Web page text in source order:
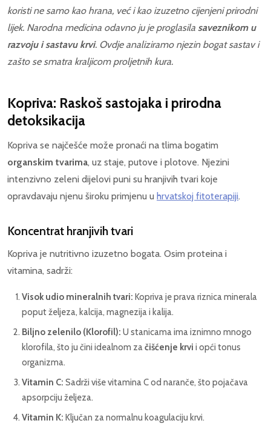
koristi ne samo kao hrana, već i kao izuzetno cijenjeni prirodni
lijek. Narodna medicina odavno ju je proglasila saveznikom u
razvoju i sastavu krvi. Ovdje analiziramo njezin bogat sastav i
zašto se smatra kraljicom proljetnih kura.
Kopriva: Raskoš sastojaka i prirodna
detoksikacija
Kopriva se najčešće može pronaći na tlima bogatim
organskim tvarima, uz staje, putove i plotove. Njezini
intenzivno zeleni dijelovi puni su hranjivih tvari koje
opravdavaju njenu široku primjenu u hrvatskoj fitoterapiji.
Koncentrat hranjivih tvari
Kopriva je nutritivno izuzetno bogata. Osim proteina i
vitamina, sadrži:
Visok udio mineralnih tvari: Kopriva je prava riznica minerala
poput željeza, kalcija, magnezija i kalija.
Biljno zelenilo (Klorofil): U stanicama ima iznimno mnogo
klorofila, što ju čini idealnom začišćenje krvi i opći tonus
organizma.
Vitamin C: Sadrži više vitamina C od naranče, što pojačava
apsorpciju željeza.
Vitamin K: Ključan za normalnu koagulaciju krvi.